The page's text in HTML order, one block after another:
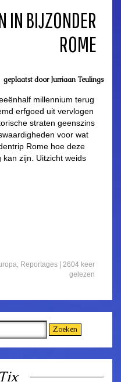
IN BIJZONDER
ROME
geplaatst doorJurriaan Teulings
millennium terug
erfgoed uit vervlogen
straten geenszins
voor wat
Rome hoe deze
zijn. Uitzicht weids
, Reportages | 2604 keer
gelezen